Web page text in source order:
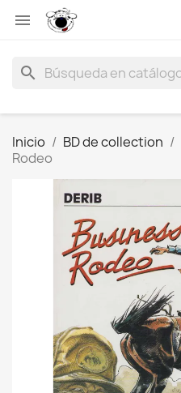

search
Inicio BD de collection
Rodeo